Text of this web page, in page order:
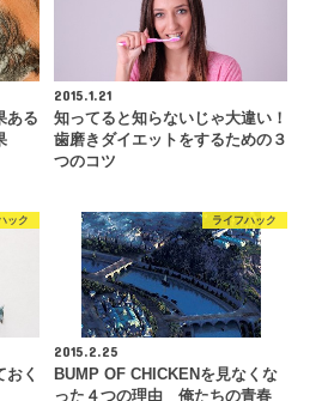
ある
2015.1.21
知ってると知らないじゃ大違い！
歯磨きダイエットをするための３
つのコツ
ック
おく
ライフハック
2015.2.25
BUMP OF CHICKENを見なくな
った４つの理由 俺たちの青春